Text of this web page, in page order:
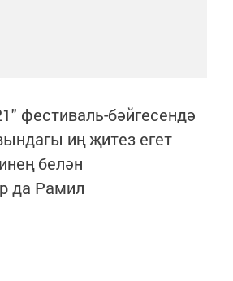
фестиваль-бәйгесендә
иң җитез егет
белән
да Рамил